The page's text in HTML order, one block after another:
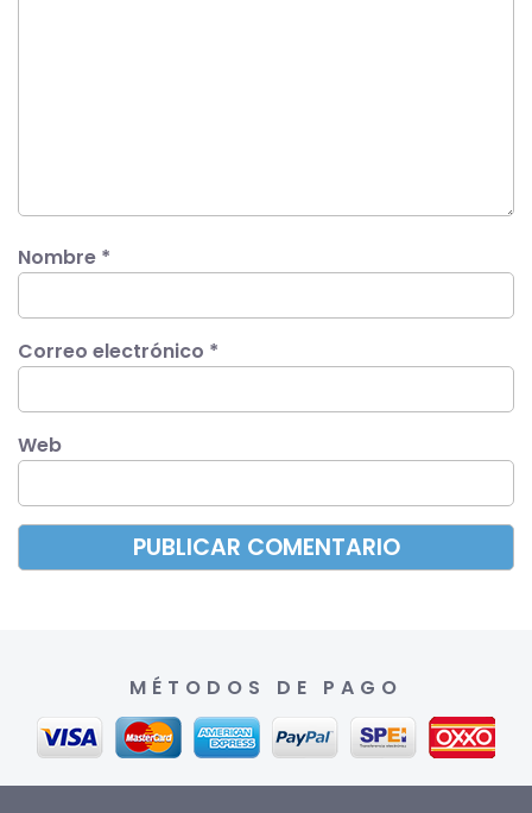
Nombre *
Correo electrónico *
Web
MÉTODOS DE PAGO